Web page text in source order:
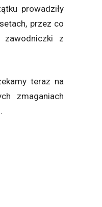
prowadziły
przez co
zawodniczki z
teraz na
zmaganiach